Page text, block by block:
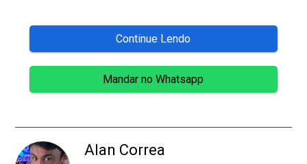
Continue Lendo
Mandar no Whatsapp
Alan Correa